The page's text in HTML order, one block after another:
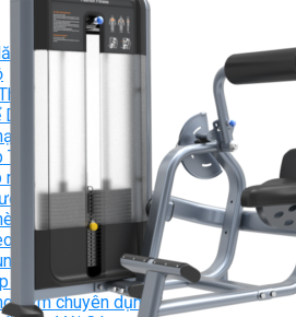
Dục
( Cardio )
Bộ
Thể Dục
có tựa lưng
Tuyết
Thuyền
Cầu Thang
Bụng
phục hồi chức năng
Gym chuyên dụng